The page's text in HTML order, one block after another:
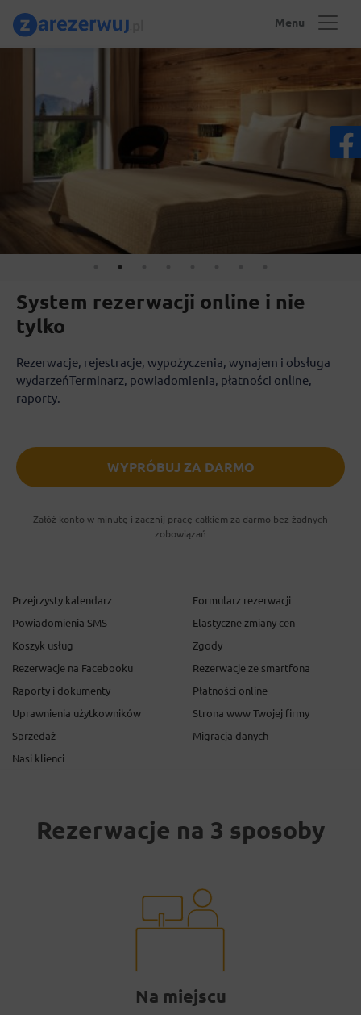
Menu
System rezerwacji online i nie
tylko
Rezerwacje, rejestracje, wypożyczenia, wynajem i obsługa
wydarzeńTerminarz, powiadomienia, płatności online,
raporty.
WYPRÓBUJ ZA DARMO
Załóż konto w minutę i zacznij pracę całkiem za darmo bez żadnych
zobowiązań
Przejrzysty kalendarz
Formularz rezerwacji
Powiadomienia SMS
Elastyczne zmiany cen
Koszyk usług
Zgody
Rezerwacje na Facebooku
Rezerwacje ze smartfona
Raporty i dokumenty
Płatności online
Uprawnienia użytkowników
Strona www Twojej firmy
Sprzedaż
Migracja danych
Nasi klienci
Rezerwacje na 3 sposoby
Na miejscu